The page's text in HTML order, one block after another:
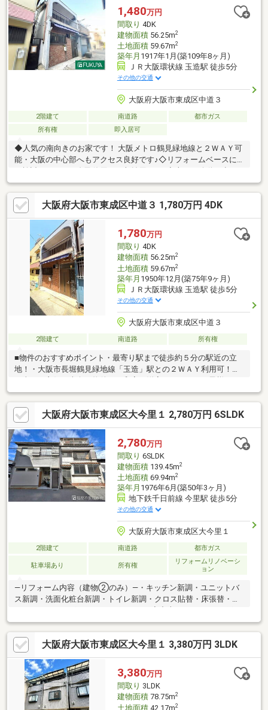
分（約850ｍ）◇業務スーパー今里店 徒歩4分（約300ｍ）◇ラ
イフ今里店 徒歩7分（約550ｍ）●ぜひお気軽にお問い合わせく
ださい♪
1,480万円
間取り 4DK
建物面積56.25m2
土地面積59.67m2
築年月 1917年1月(築109年8ヶ月)
ＪＲ大阪環状線 玉造駅 徒歩5分
その他の交通
大阪府大阪市東成区中道３
2階建て 南道路
都市ガス
所有権
即入居可
◆人気の南向きのお家です！ 大阪メトロ鶴見緑地線と２ＷＡＹ可
能・大阪の中心部へもアクセス良好です♪◇リフォームベースに
く便利な２階建て・開口部が多く風通しも良好です♪◇ご質問・
内覧のご希望などございましたらお気軽にお問合せくださいませ♪
大阪府大阪市東成区中道３ 1,780万円 4DK
1,780万円
間取り 4DK
建物面積56.25m2
土地面積59.67m2
築年月 1950年12月(築75年9ヶ月)
ＪＲ大阪環状線 玉造駅 徒歩5分
その他の交通
大阪府大阪市東成区中道３
2階建て 南道路 所有権
■物件のおすすめポイント・最寄り駅まで徒歩約５分の駅近の立
地！・大阪市長堀鶴見緑地線「玉造」駅との２ＷＡＹ利用可！・
るご家庭も安心の小学校が徒歩約７分の距離・スーパー、コンビ
ニが徒歩５分圏内で日々の買い物便利！■周辺施設案内・ライフ
玉造店：約200ｍ（徒歩3分）・セブンイレブン大阪中道4丁目
店：約230ｍ（徒歩4分）・大阪玉造郵便局：約350ｍ（徒歩4
分）・ロイヤルセンター森ノ宮：約300ｍ（徒歩4分） 等
大阪府大阪市東成区大今里１ 2,780万円 6SLDK
2,780万円
間取り 6SLDK
建物面積139.45m2
土地面積69.94m2
築年月 1976年6月(築50年3ヶ月)
地下鉄千日前線 今里駅 徒歩5分
その他の交通
大阪府大阪市東成区大今里１
2階建て 南道路 都市ガス
駐車場あり 所有権
リフォームリノベーシ
ョン
―リフォーム内容（建物②のみ）―・キッチン新調・ユニットバ
ス新調・洗面化粧台新調・トイレ新調・クロス貼替・床張替・ハ
オーナーチェンジ物件！・月額賃料：１８９，０００円（返還金
無し）◆南向きにつき陽当たり良好♪◆カーポート付き駐車場！
（駐車台数は車種によります）◆地下鉄今里線・千日前線「今
里」駅まで徒歩５分！※建物①：昭和51年6月建築、木造瓦葺2階
建、延床面積75.15㎡、２LDK※建物②：昭和54年8月建築、木造
瓦葺2階建、延床面積64.30㎡、４SLDK、増築未登記部分有（2階
納戸・3階全部）
大阪府大阪市東成区大今里１ 3,380万円 3LDK
3,380万円
間取り 3LDK
建物面積78.75m2
土地面積42.17m2